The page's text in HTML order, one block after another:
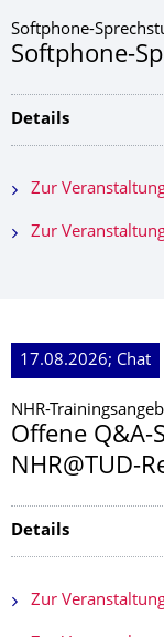
Softphone-
Softphone-
Details
Zur
Zur
17.08.2026; Chat
NHR-
Offene Q&A-
NHR@TUD-
Details
Zur